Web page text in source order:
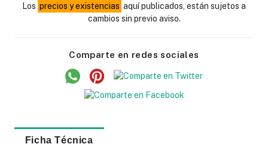
Los precios y existencias aquí publicados, están sujetos a
cambios sin previo aviso.
Comparte en redes sociales
Ficha Técnica